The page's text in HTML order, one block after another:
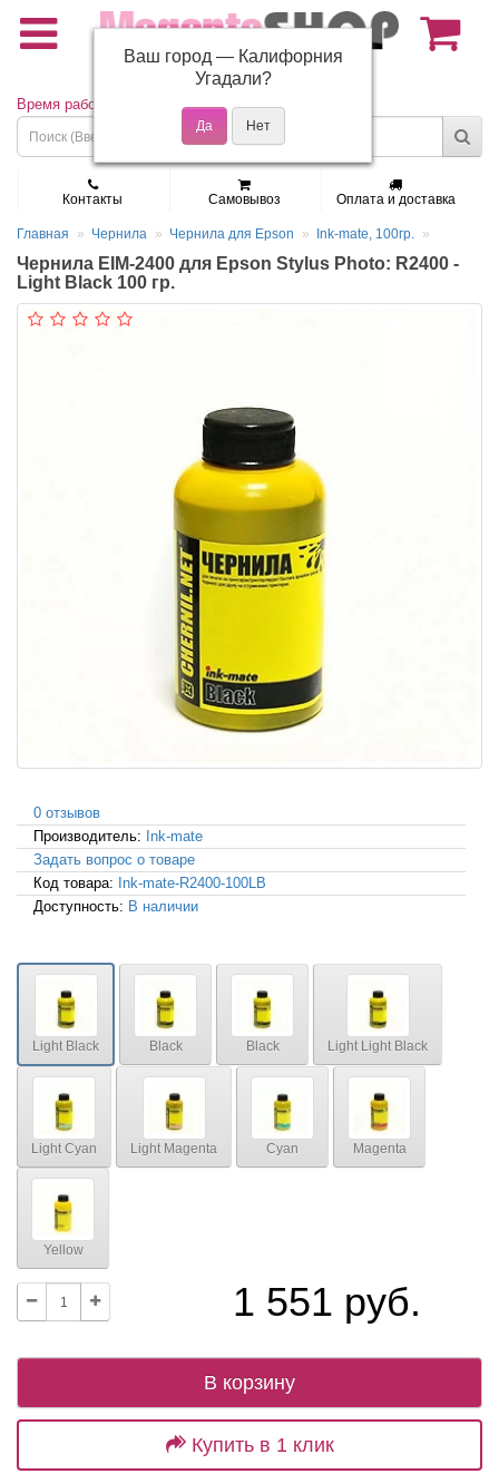
(495) 150-01-37
Время работы: Пн - Пт 9:30 - 19:00
Контакты Самовывоз Оплата и доставка
Главная Чернила Чернила для Epson Ink-mate, 100гр.
Чернила EIM-2400 для Epson Stylus Photo: R2400 -
Light Black 100 гр.
0 отзывов
Производитель: Ink-mate
Задать вопрос о товаре
Код товара: Ink-mate-R2400-100LB
Доступность: В наличии
Light Black Black Black Light Light Black
Light Cyan Light Magenta Cyan Magenta
Yellow
1 551 руб.
В корзину
Купить в 1 клик
Ваш город — Калифорния
Угадали?